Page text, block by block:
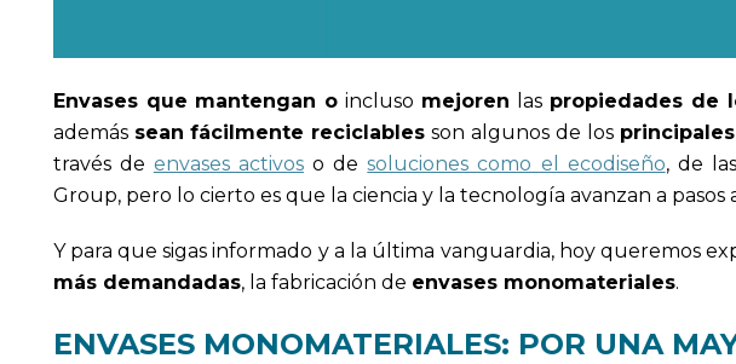
Envases que mantengan o incluso mejoren las propiedades de
además sean fácilmente reciclables son algunos de los
través de envases activoso desoluciones como el ecodiseño, de
Group, pero lo cierto es que la ciencia y la tecnología avanzan a pasos
Y para que sigas informado y a la última vanguardia, hoy queremos
más demandadas, la fabricación de envases monomateriales.
ENVASES MONOMATERIALES: POR UNA